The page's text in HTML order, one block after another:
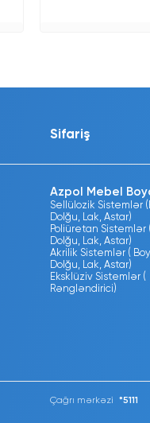
Sifariş
Azpol Mebel
Sellülozik Sistemlər
Dolğu, Lak, Astar)
Poliüretan Sistemlər
Dolğu, Lak, Astar)
Akrilik Sistemlər (
Dolğu, Lak, Astar)
Eksklüziv Sistemlər (
Rəngləndirici)
Çağrı mərkəzi *5111